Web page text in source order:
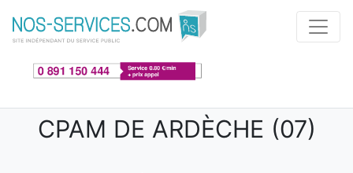
Aller au contenu principal
CPAM DE ARDÈCHE (07)